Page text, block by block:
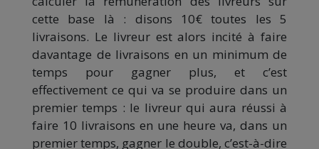
cette base là : disons 10€ toutes les 5
livraisons. Le livreur est alors incité à faire
davantage de livraisons en un minimum de
temps pour gagner plus, et c’est
effectivement ce qui va se produire dans un
premier temps : le livreur qui aura réussi à
faire 10 livraisons en une heure va, dans un
premier temps, gagner le double, c’est-à-dire